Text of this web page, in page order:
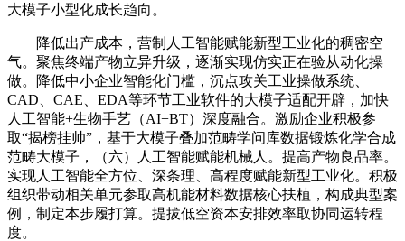
大模子小型化成长趋向。
降低出产成本，营制人工智能赋能新型工业化的稠密空
气。聚焦终端产物立异升级，逐渐实现仿实正在验从动化操
做。降低中小企业智能化门槛，沉点攻关工业操做系统、
CAD、CAE、EDA等环节工业软件的大模子适配开辟，加快
人工智能+生物手艺（AI+BT）深度融合。激励企业积极参
取“揭榜挂帅”，基于大模子叠加范畴学问库数据锻炼化学合成
范畴大模子，（六）人工智能赋能机械人。提高产物良品率。
实现人工智能全方位、深条理、高程度赋能新型工业化。积极
组织带动相关单元参取高机能材料数据核心扶植，构成典型案
例，制定本步履打算。提拔低空资本安排效率取协同运转程
度。